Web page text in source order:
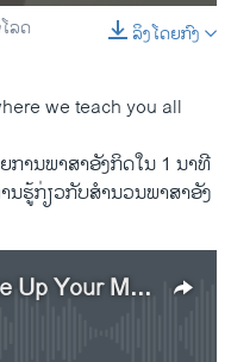
ລິງໂດຍກົງ
ລດ
we teach you all
ການ​ພາ​ສາ​ອັງ​ກິດ​ໃນ 1 ​ນາ​ທີ
ຮູ້​ກ່ຽວ​ກັບ​ສຳ​ນວນ​ພາ​ສາ​ອັງ​
English in a Minute, “Make Up Your Mind”
available